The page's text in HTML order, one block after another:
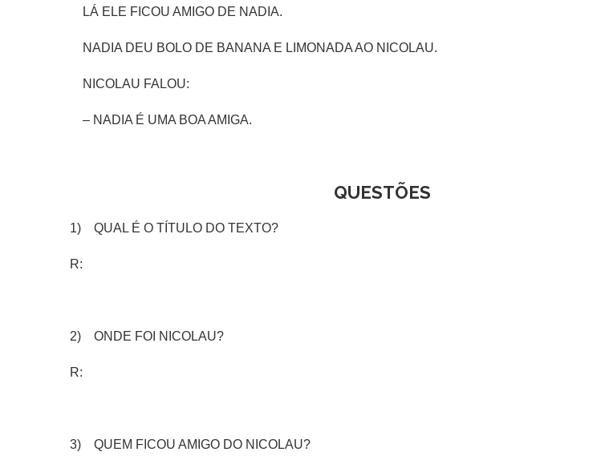
LÁ ELE FICOU AMIGO DE NADIA.
NADIA DEU BOLO DE BANANA E LIMONADA AO NICOLAU.
NICOLAU FALOU:
– NADIA É UMA BOA AMIGA.
QUESTÕES
1) QUAL É O TÍTULO DO TEXTO?
R:
2) ONDE FOI NICOLAU?
R:
3) QUEM FICOU AMIGO DO NICOLAU?